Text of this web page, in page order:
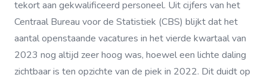
tekort aan gekwalificeerd personeel. Uit cijfers van het
Centraal Bureau voor de Statistiek (CBS) blijkt dat het
aantal openstaande vacatures in het vierde kwartaal van
2023 nog altijd zeer hoog was, hoewel een lichte daling
zichtbaar is ten opzichte van de piek in 2022. Dit duidt op